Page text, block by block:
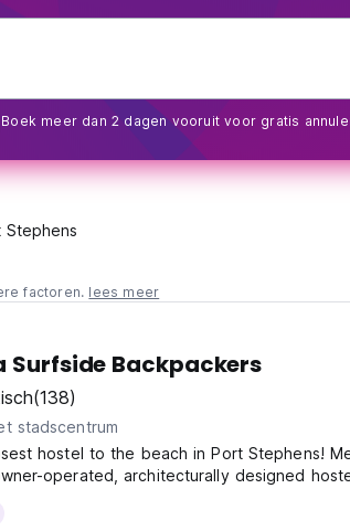
Boek meer dan 2 dagen vooruit voor gratis
Stephens
factoren. lees meer
Surfside Backpackers
(138)
stadscentrum
hostel to the beach in Port Stephens!
operated, architecturally designed
bushland and is just a 5-minute stroll across
Mile Beach and national...